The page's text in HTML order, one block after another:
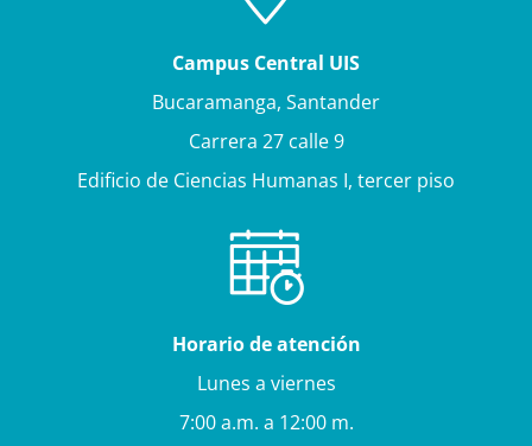
Campus Central UIS
Bucaramanga, Santander
Carrera 27 calle 9
Edificio de Ciencias Humanas I, tercer piso
Horario de atención
Lunes a viernes
7:00 a.m. a 12:00 m.